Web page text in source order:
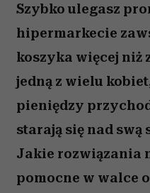
Szybko ulegasz
hipermarkecie
koszyka więcej niż
jedną z wielu
pieniędzy
starają się nad swą
Jakie rozwiązania
pomocne w walce